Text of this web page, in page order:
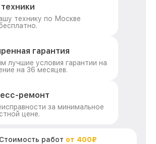
технику по Москве
гарантия
лучшие условия гарантии на
на 36 месяцев.
ремонт
за минимальное
цене.
Стоимость работ от 400₽